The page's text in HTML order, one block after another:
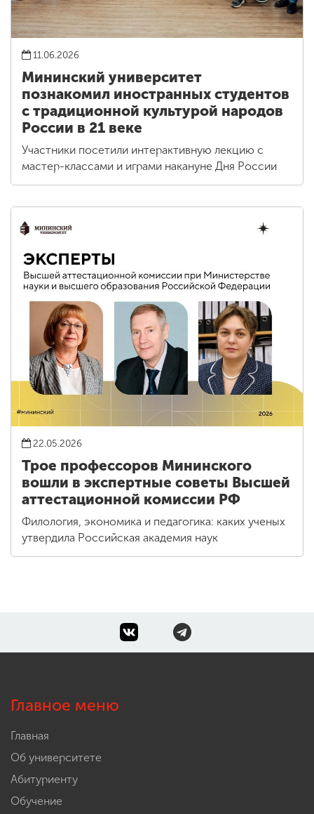
11.06.2026
Мининский университет
познакомил иностранных студентов
с традиционной культурой народов
России в 21 веке
Участники посетили интерактивную лекцию с
мастер-классами и играми накануне Дня России
22.05.2026
Трое профессоров Мининского
вошли в экспертные советы Высшей
аттестационной комиссии РФ
Филология, экономика и педагогика: каких ученых
утвердила Российская академия наук
Главное меню
Главная
Об университете
Абитуриенту
Обучение